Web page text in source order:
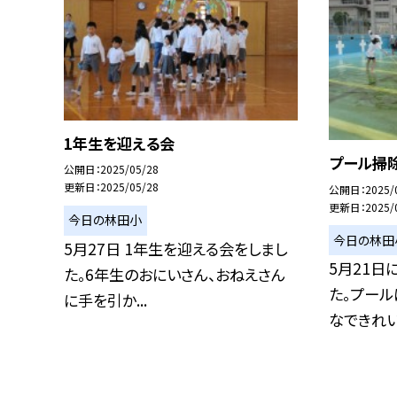
1年生を迎える会
公開日 2025/05/28
更新日 2025/05/28
今日の林田小
5月27日 1年生を迎える会をしまし
た。6年生のおにいさん、おねえさん
に手を引か...
プール掃
公開日
更新日
今日の林
5月21日
た。プー
なできれ